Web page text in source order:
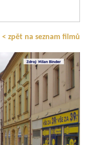
< zpět na seznam filmů